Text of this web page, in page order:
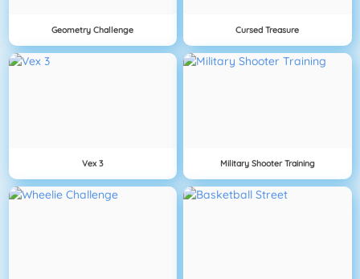
Geometry Challenge Cursed Treasure
Vex 3 Military Shooter Training